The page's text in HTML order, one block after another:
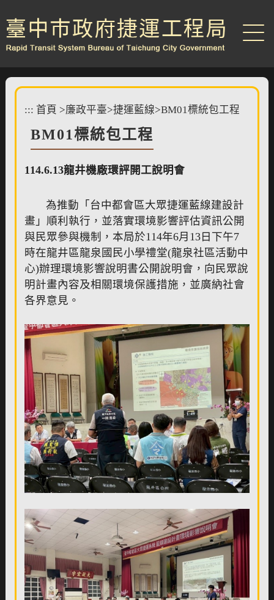
到
主
要
::: 首頁 >廉政平臺>捷運藍線>BM01標統包工程
BM01標統包工程
114.6.13龍井機廠環評開工說明會
為推動「台中都會區大眾捷運藍線建設計
畫」順利執行，並落實環境影響評估資訊公開
與民眾參與機制，本局於114年6月13日下午7
時在龍井區龍泉國民小學禮堂(龍泉社區活動中
心)辦理環境影響說明書公開說明會，向民眾說
明計畫內容及相關環境保護措施，並廣納社會
各界意見。